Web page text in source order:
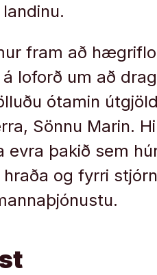
fram að
loforð um að
ótamin
Sönnu Marin.
evra þakið sem
og fyrri